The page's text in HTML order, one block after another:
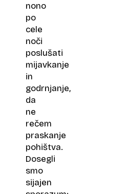
nono
po
cele
noči
poslušati
mijavkanje
in
godrnjanje,
da
ne
rečem
praskanje
pohištva.
Dosegli
smo
sijajen